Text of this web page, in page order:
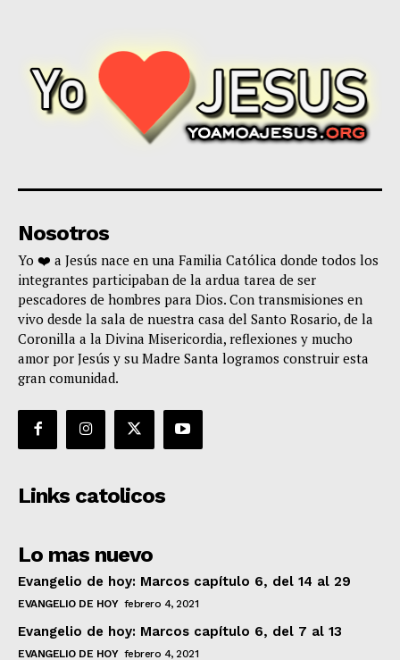
Nosotros
Yo ❤️ a Jesús nace en una Familia Católica donde todos los
integrantes participaban de la ardua tarea de ser
pescadores de hombres para Dios. Con transmisiones en
vivo desde la sala de nuestra casa del Santo Rosario, de la
Coronilla a la Divina Misericordia, reflexiones y mucho
amor por Jesús y su Madre Santa logramos construir esta
gran comunidad.
Links catolicos
Lo mas nuevo
Evangelio de hoy: Marcos capítulo 6, del 14 al 29
EVANGELIO DE HOY febrero 4, 2021
Evangelio de hoy: Marcos capítulo 6, del 7 al 13
EVANGELIO DE HOY febrero 4, 2021